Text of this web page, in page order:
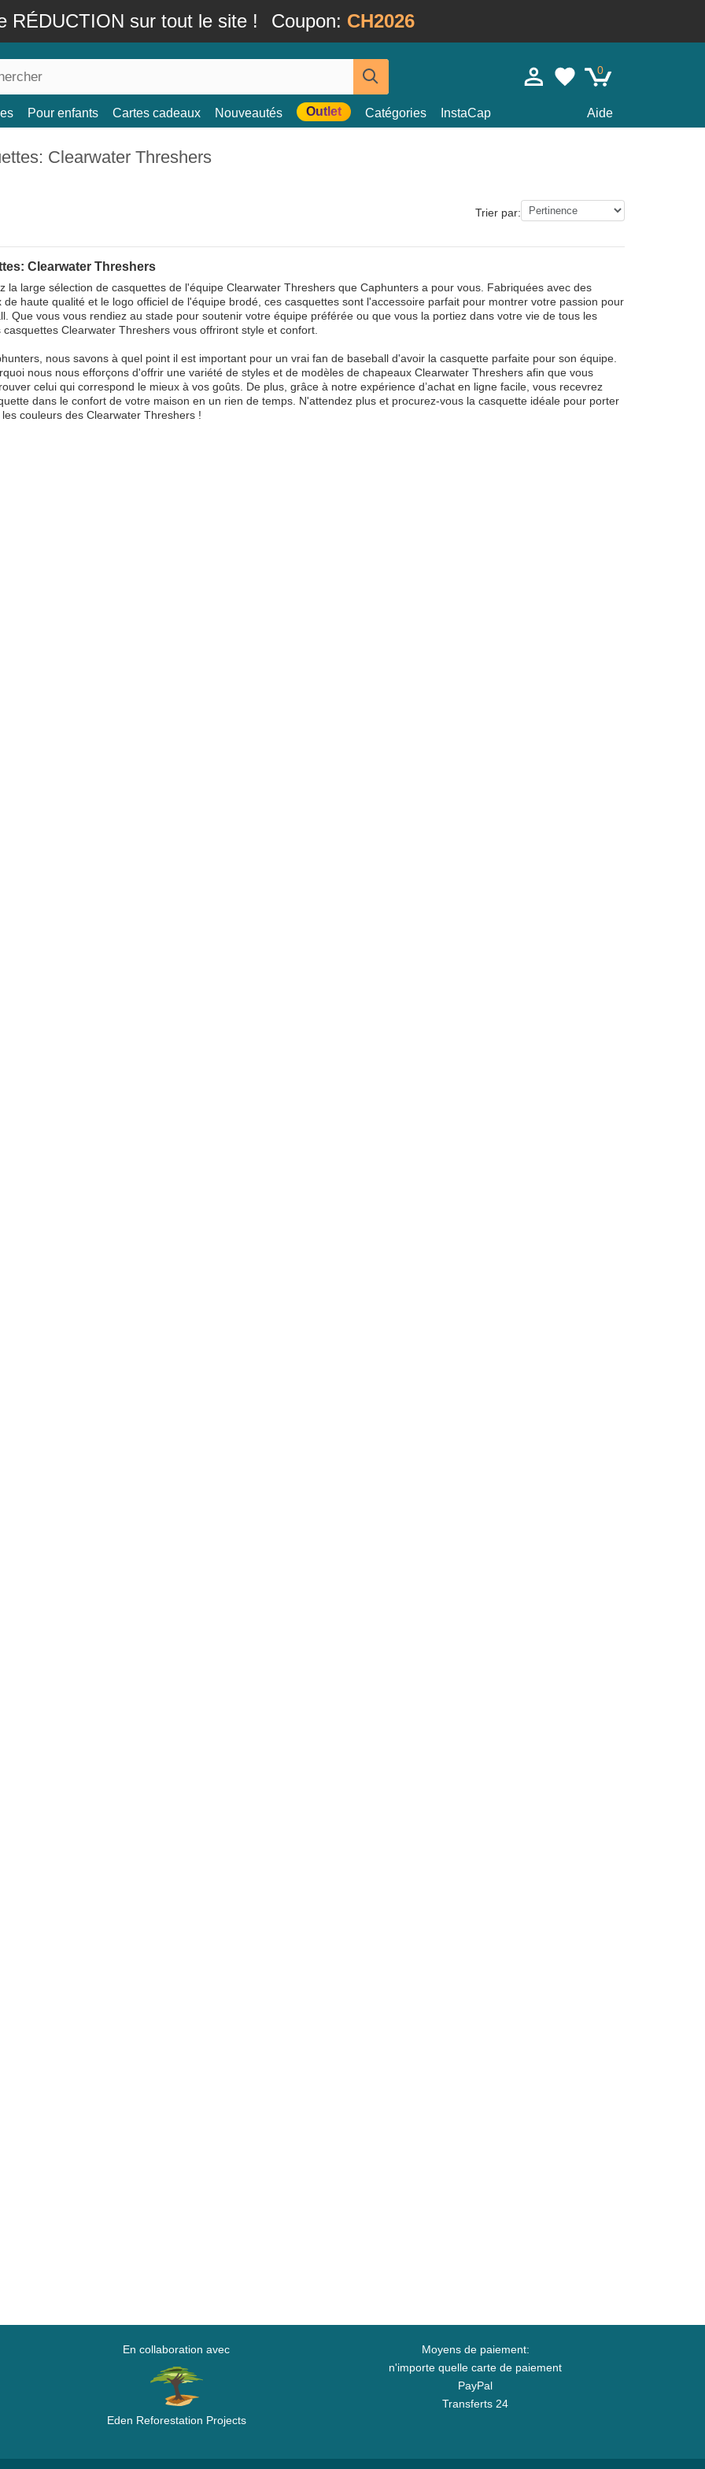
RÉDUCTION sur tout le site ! Coupon: CH2026
0
Pour enfants Cartes cadeaux Nouveautés Outlet Catégories InstaCap Aide
Clearwater Threshers
Trier par:
Clearwater Threshers
la large sélection de casquettes de l'équipe Clearwater Threshers que Caphunters a pour vous. Fabriquées avec des
de haute qualité et le logo officiel de l'équipe brodé, ces casquettes sont l'accessoire parfait pour montrer votre passion pour
Que vous vous rendiez au stade pour soutenir votre équipe préférée ou que vous la portiez dans votre vie de tous les
casquettes Clearwater Threshers vous offriront style et confort.
nous savons à quel point il est important pour un vrai fan de baseball d'avoir la casquette parfaite pour son équipe.
nous nous efforçons d'offrir une variété de styles et de modèles de chapeaux Clearwater Threshers afin que vous
celui qui correspond le mieux à vos goûts. De plus, grâce à notre expérience d’achat en ligne facile, vous recevrez
dans le confort de votre maison en un rien de temps. N'attendez plus et procurez-vous la casquette idéale pour porter
couleurs des Clearwater Threshers !
En collaboration avec
Eden Reforestation Projects
Moyens de paiement:
n'importe quelle carte de paiement
PayPal
Transferts 24